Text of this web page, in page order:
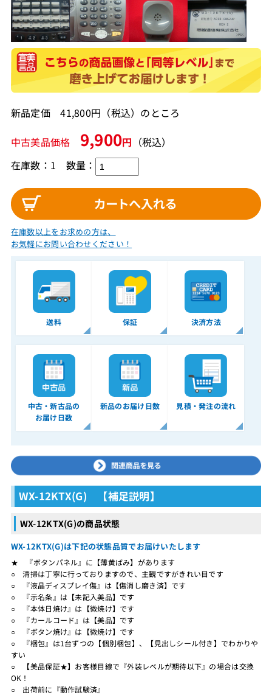
新品定価 41,800円（税込）のところ
中古美品価格 9,900円 （税込）
在庫数：1 数量：
在庫数以上をお求めの方は、
お気軽にお問い合わせください！
送料 保証 決済方法
中古・新古品の
お届け日数
新品のお届け日数 見積・発注の流れ
WX-12KTX(G) 【補足説明】
WX-12KTX(G)の商品状態
WX-12KTX(G)は下記の状態品質でお届けいたします
★ 『ボタンパネル』に【薄黄ばみ】があります
○ 清掃は丁寧に行っておりますので、主観ですがきれい目です
○ 『液晶ディスプレイ傷』は【傷消し磨き済】です
○ 『示名条』は【未記入美品】です
○ 『本体日焼け』は【微焼け】です
○ 『カールコード』は【美品】です
○ 『ボタン焼け』は【微焼け】です
○ 『梱包』は1台ずつの【個別梱包】、【見出しシール付き】でわかりや
すい
○ 【美品保証★】お客様目線で『外装レベルが期待以下』の場合は交換
OK！
○ 出荷前に『動作試験済』